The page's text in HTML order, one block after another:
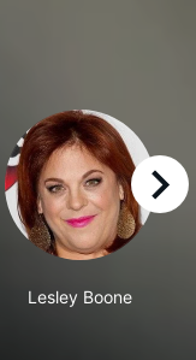
Lesley Boone
right